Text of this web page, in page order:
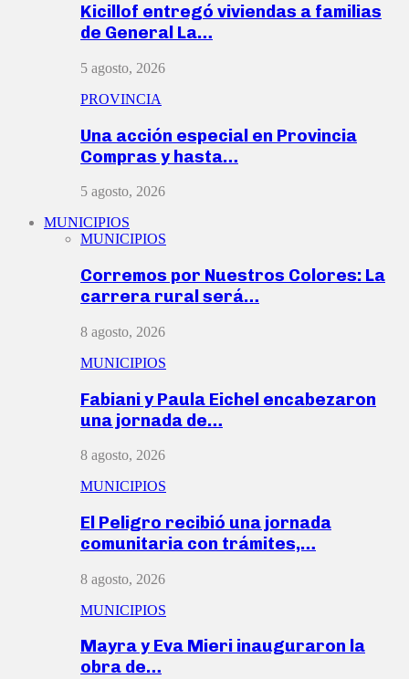
Kicillof entregó viviendas a familias
de General La…
5 agosto, 2026
PROVINCIA
Una acción especial en Provincia
Compras y hasta…
5 agosto, 2026
MUNICIPIOS
MUNICIPIOS
Corremos por Nuestros Colores: La
carrera rural será…
8 agosto, 2026
MUNICIPIOS
Fabiani y Paula Eichel encabezaron
una jornada de…
8 agosto, 2026
MUNICIPIOS
El Peligro recibió una jornada
comunitaria con trámites,…
8 agosto, 2026
MUNICIPIOS
Mayra y Eva Mieri inauguraron la
obra de…